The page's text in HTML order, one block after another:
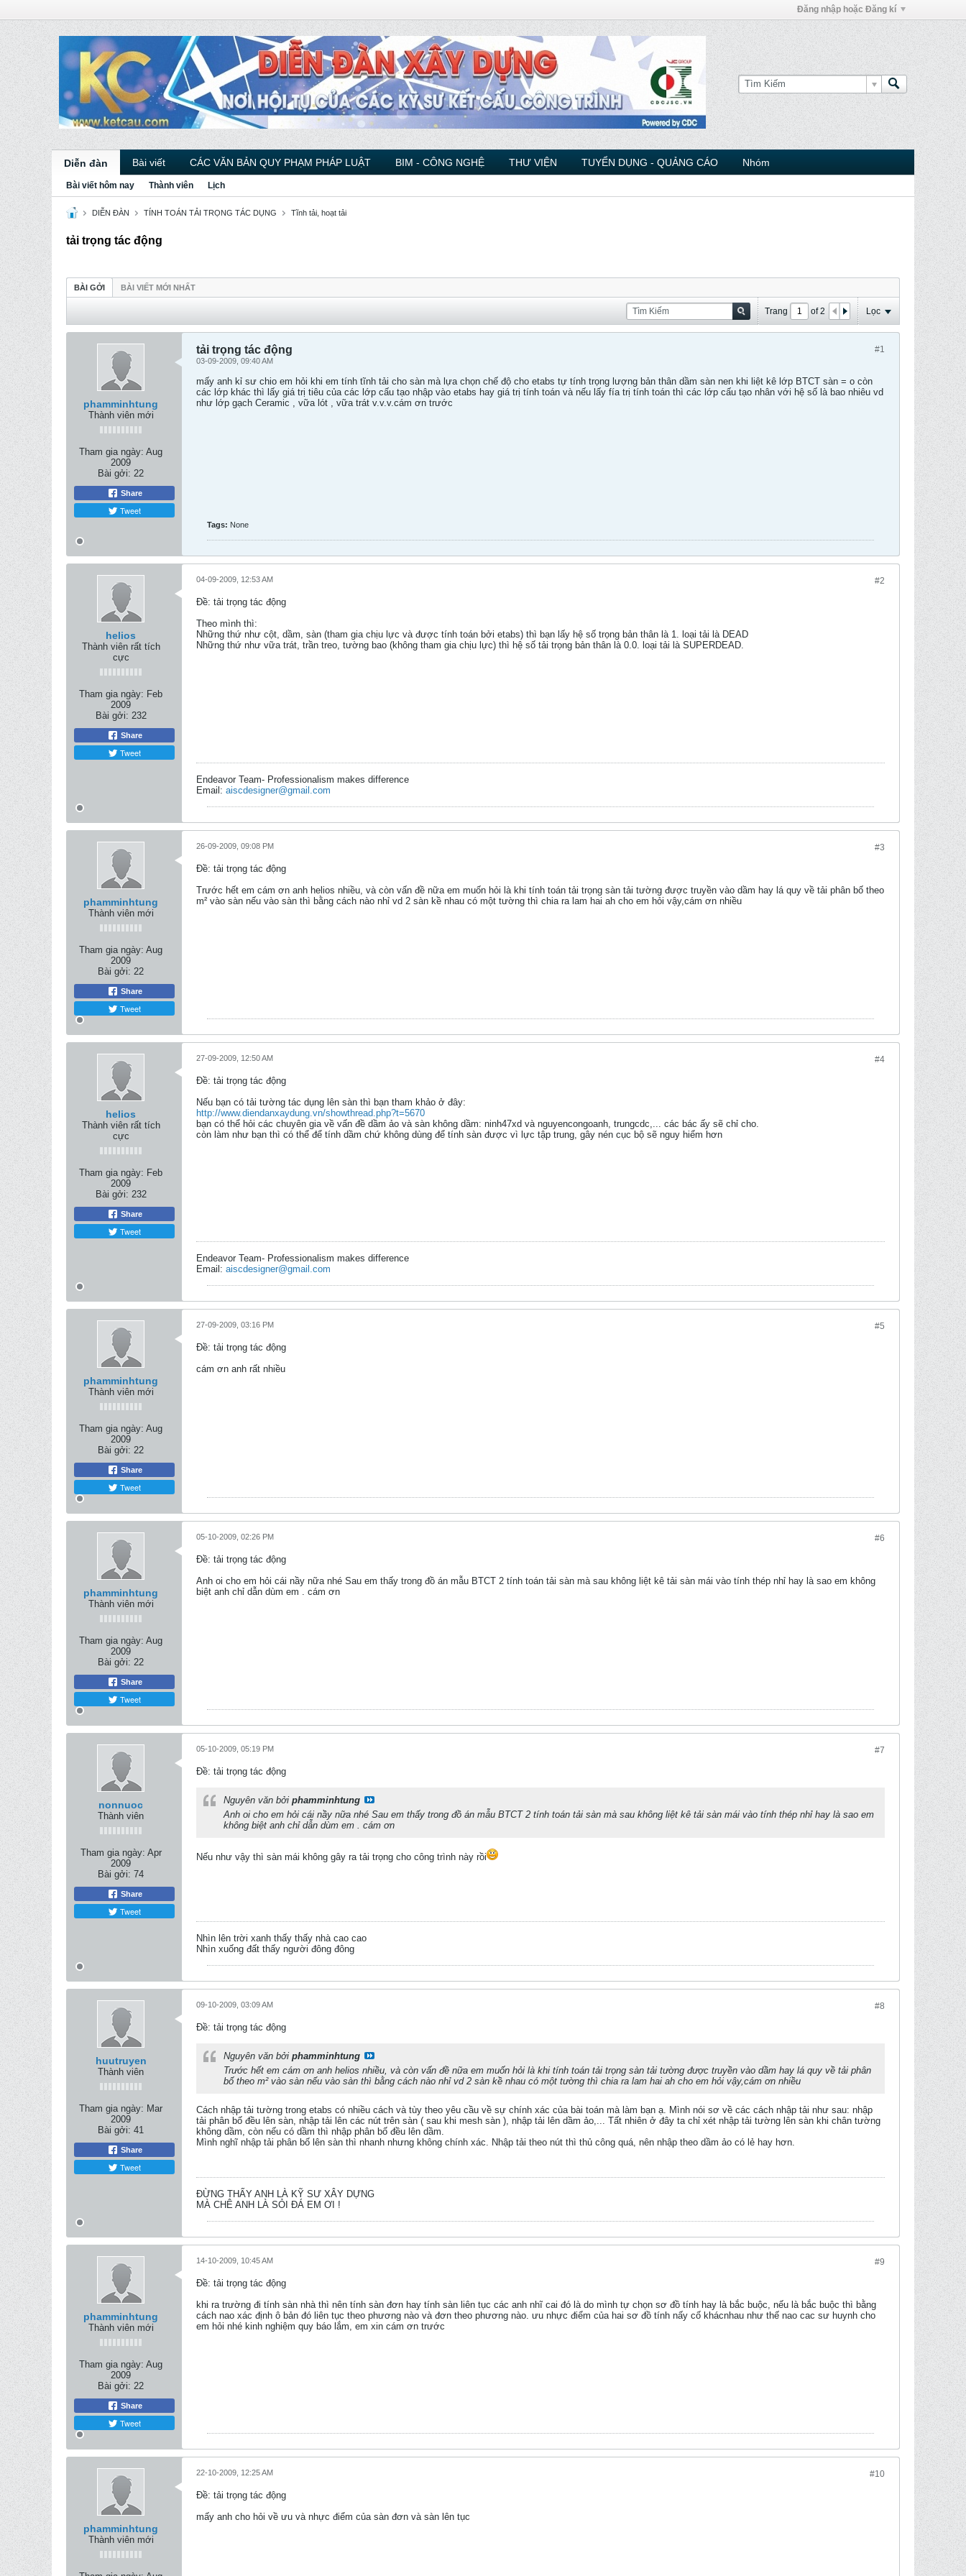
Đăng nhập hoặc Đăng kí
Diễn đàn Bài viết CÁC VĂN BẢN QUY PHẠM PHÁP LUẬT BIM - CÔNG NGHỆ THƯ VIỆN TUYỂN DỤNG - QUẢNG CÁO Nhóm
Bài viết hôm nay Thành viên Lịch
DIỄN ĐÀN TÍNH TOÁN TẢI TRỌNG TÁC DỤNG Tĩnh tải, hoạt tải
tải trọng tác động
BÀI GỞI BÀI VIẾT MỚI NHẤT
Trang of2 Lọc
phamminhtung
Thành viên mới
Tham gia ngày: Aug
2009
Bài gởi: 22
Share
Tweet
#1
tải trọng tác động
03-09-2009, 09:40 AM
mấy anh kỉ sư chio em hỏi khi em tính tĩnh tải cho sàn mà lựa chọn chế độ cho etabs tự tính trọng lượng bản thân dầm sàn nen khi liệt kê lớp BTCT sàn = o còn
các lớp khác thì lấy giá trị tiêu của các lớp cấu tạo nhập vào etabs hay giá trị tính toán và nếu lấy fía trị tính toán thì các lớp cấu tạo nhân với hệ số là bao nhiêu vd
như lớp gạch Ceramic , vữa lót , vữa trát v.v.v.cám ơn trước
Tags: None
helios
Thành viên rất tích
cực
Tham gia ngày: Feb
2009
Bài gởi: 232
Share
Tweet
#2
04-09-2009, 12:53 AM
Ðề: tải trọng tác động
Theo mình thì:
Những thứ như cột, dầm, sàn (tham gia chịu lực và được tính toán bởi etabs) thì bạn lấy hệ số trọng bản thân là 1. loại tải là DEAD
Những thứ như vữa trát, trần treo, tường bao (không tham gia chịu lực) thì hệ số tải trọng bản thân là 0.0. loại tải là SUPERDEAD.
Endeavor Team- Professionalism makes difference
Email: aiscdesigner@gmail.com
phamminhtung
Thành viên mới
Tham gia ngày: Aug
2009
Bài gởi: 22
Share
Tweet
#3
26-09-2009, 09:08 PM
Ðề: tải trọng tác động
Trước hết em cám ơn anh helios nhiều, và còn vấn đề nữa em muốn hỏi là khi tính toán tải trọng sàn tải tường được truyền vào dầm hay lá quy về tải phân bố theo
m² vào sàn nếu vào sàn thì bằng cách nào nhỉ vd 2 sàn kề nhau có một tường thì chia ra lam hai ah cho em hỏi vậy,cám ơn nhiều
helios
Thành viên rất tích
cực
Tham gia ngày: Feb
2009
Bài gởi: 232
Share
Tweet
#4
27-09-2009, 12:50 AM
Ðề: tải trọng tác động
Nếu bạn có tải tường tác dụng lên sàn thì bạn tham khảo ở đây:
http://www.diendanxaydung.vn/showthread.php?t=5670
bạn có thể hỏi các chuyên gia về vấn đề dầm ảo và sàn không dầm: ninh47xd và nguyencongoanh, trungcdc,... các bác ấy sẽ chỉ cho.
còn làm như bạn thì có thể để tính dầm chứ không dùng để tính sàn được vì lực tập trung, gây nén cục bộ sẽ nguy hiểm hơn
Endeavor Team- Professionalism makes difference
Email: aiscdesigner@gmail.com
phamminhtung
Thành viên mới
Tham gia ngày: Aug
2009
Bài gởi: 22
Share
Tweet
#5
27-09-2009, 03:16 PM
Ðề: tải trọng tác động
cám ơn anh rất nhiều
phamminhtung
Thành viên mới
Tham gia ngày: Aug
2009
Bài gởi: 22
Share
Tweet
#6
05-10-2009, 02:26 PM
Ðề: tải trọng tác động
Anh oi cho em hỏi cái nầy nữa nhé Sau em thấy trong đồ án mẫu BTCT 2 tính toán tải sàn mà sau không liệt kê tải sàn mái vào tính thép nhỉ hay là sao em không
biệt anh chỉ dẫn dùm em . cám ơn
nonnuoc
Thành viên
Tham gia ngày: Apr
2009
Bài gởi: 74
Share
Tweet
#7
05-10-2009, 05:19 PM
Ðề: tải trọng tác động
Nguyên văn bởi phamminhtung
Anh oi cho em hỏi cái nầy nữa nhé Sau em thấy trong đồ án mẫu BTCT 2 tính toán tải sàn mà sau không liệt kê tải sàn mái vào tính thép nhỉ hay là sao em
không biệt anh chỉ dẫn dùm em . cám ơn
Nếu như vậy thì sàn mái không gây ra tải trọng cho công trình này rồi
Nhìn lên trời xanh thấy thấy nhà cao cao
Nhìn xuống đất thấy người đông đông
huutruyen
Thành viên
Tham gia ngày: Mar
2009
Bài gởi: 41
Share
Tweet
#8
09-10-2009, 03:09 AM
Ðề: tải trọng tác động
Nguyên văn bởi phamminhtung
Trước hết em cám ơn anh helios nhiều, và còn vấn đề nữa em muốn hỏi là khi tính toán tải trọng sàn tải tường được truyền vào dầm hay lá quy về tải phân
bố theo m² vào sàn nếu vào sàn thì bằng cách nào nhỉ vd 2 sàn kề nhau có một tường thì chia ra lam hai ah cho em hỏi vậy,cám ơn nhiều
Cách nhập tải tường trong etabs có nhiều cách và tùy theo yêu cầu về sự chính xác của bài toán mà làm bạn ạ. Mình nói sơ về các cách nhập tải như sau: nhập
tải phân bố đều lên sàn, nhập tải lên các nút trên sàn ( sau khi mesh sàn ), nhập tải lên dầm ảo,... Tất nhiên ở đây ta chỉ xét nhập tải tường lên sàn khi chân tường
không dầm, còn nếu có dầm thì nhập phân bố đều lên dầm.
Mình nghĩ nhập tải phân bố lên sàn thì nhanh nhưng không chính xác. Nhập tải theo nút thì thủ công quá, nên nhập theo dầm ảo có lẻ hay hơn.
ĐỪNG THẤY ANH LÀ KỸ SƯ XÂY DỰNG
MÀ CHÊ ANH LÀ SỎI ĐÁ EM ƠI !
phamminhtung
Thành viên mới
Tham gia ngày: Aug
2009
Bài gởi: 22
Share
Tweet
#9
14-10-2009, 10:45 AM
Ðề: tải trọng tác động
khi ra trường đi tính sàn nhà thì nên tính sàn đơn hay tính sàn liên tục các anh nhĩ cai đó là do mình tự chọn sơ đồ tính hay là bắc buộc, nếu là bắc buộc thì bằng
cách nao xác định ô bản đó liên tục theo phương nào và đơn theo phương nào. ưu nhực điểm của hai sơ đồ tính nấy cố khácnhau như thế nao cac sư huynh cho
em hỏi nhé kinh nghiệm quy báo lắm, em xin cám ơn trước
phamminhtung
Thành viên mới
#10
22-10-2009, 12:25 AM
Ðề: tải trọng tác động
mấy anh cho hỏi về ưu và nhực điểm của sàn đơn và sàn lên tục